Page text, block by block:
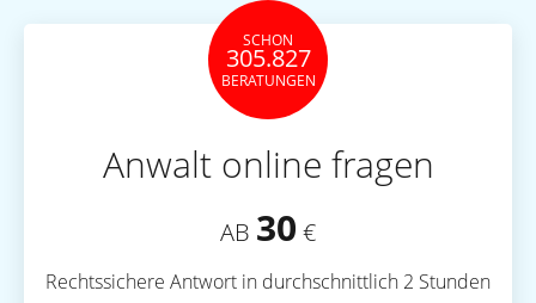
SCHON
305.827
BERATUNGEN
Anwalt online fragen
AB 30 €
Rechtssichere Antwort in durchschnittlich 2 Stunden